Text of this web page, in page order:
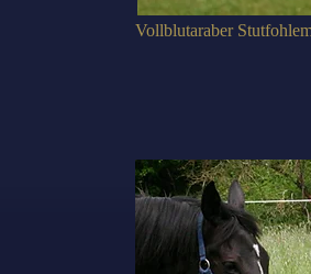
Vollblutaraber